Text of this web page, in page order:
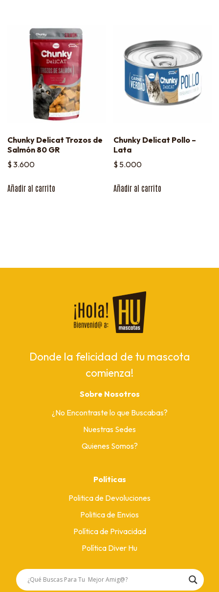
Chunky Delicat Trozos de
Salmón 80 GR
$ 3.600
Añadir al carrito
Chunky Delicat Pollo –
Lata
$ 5.000
Añadir al carrito
Donde la felicidad de tu mascota
comienza!
Sobre Nosotros
¿No Encontraste lo que Buscabas?
Nuestras Sedes
Quienes Somos?
Políticas
Politica de Devoluciones
Politica de Envios
Política de Privacidad
Política Diver Hu